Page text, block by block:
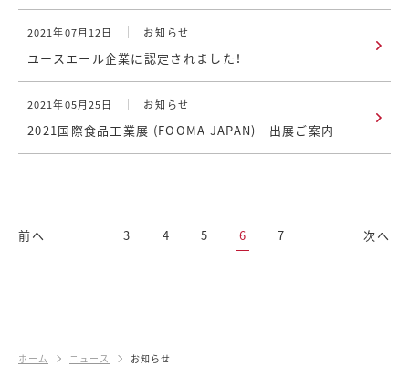
2021年07月12日 お知らせ
ユースエール企業に認定されました！
2021年05月25日 お知らせ
2021国際食品工業展 (FOOMA JAPAN) 出展ご案内
前へ 3 4 5 6 7 次へ
ホーム ニュース お知らせ